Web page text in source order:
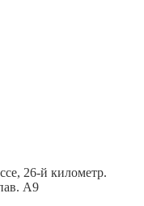
26-й километр.
А9